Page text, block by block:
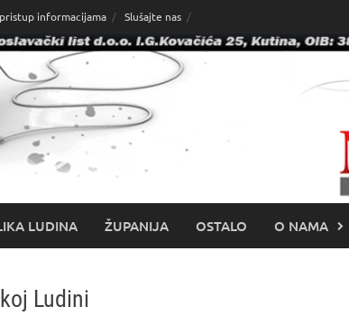
informacijama Slušajte nas
LUDINA ŽUPANIJA OSTALO O NAMA
Ludini